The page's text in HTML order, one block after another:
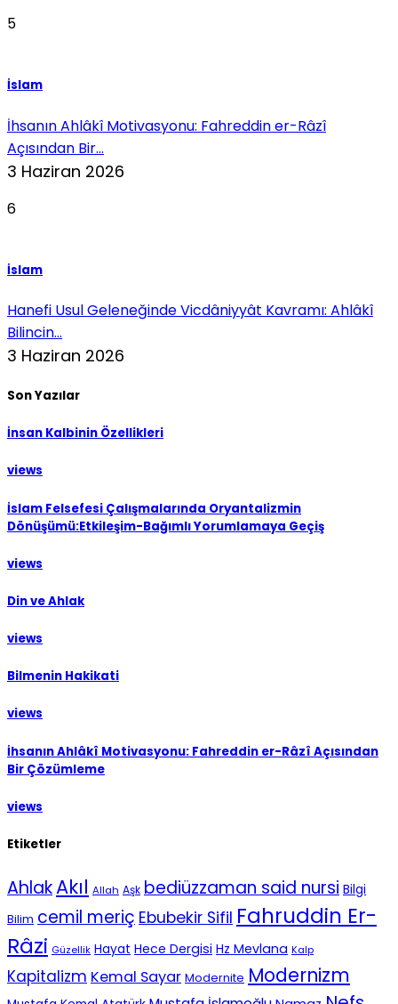
5
İslam
İhsanın Ahlâkî Motivasyonu: Fahreddin er-Râzî
Açısından Bir...
3 Haziran 2026
6
İslam
Hanefi Usul Geleneğinde Vicdâniyyât Kavramı: Ahlâkî
Bilincin...
3 Haziran 2026
Son Yazılar
İnsan Kalbinin Özellikleri
views
İslam Felsefesi Çalışmalarında Oryantalizmin
Dönüşümü:Etkileşim-Bağımlı Yorumlamaya Geçiş
views
Din ve Ahlak
views
Bilmenin Hakikati
views
İhsanın Ahlâkî Motivasyonu: Fahreddin er-Râzî Açısından
Bir Çözümleme
views
Etiketler
AhlakAkıl Allah Aşk bediüzzaman said nursi Bilgi
Bilim cemil meriç Ebubekir Sifil Fahruddin Er-
Râzi Güzellik Hayat Hece Dergisi Hz Mevlana Kalp
Kapitalizm Kemal Sayar Modernite Modernizm